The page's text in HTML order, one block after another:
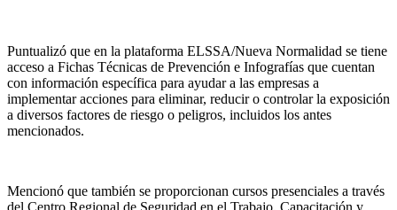
Puntualizó que en la plataforma ELSSA/Nueva Normalidad se tiene
acceso a Fichas Técnicas de Prevención e Infografías que cuentan
con información específica para ayudar a las empresas a
implementar acciones para eliminar, reducir o controlar la exposición
a diversos factores de riesgo o peligros, incluidos los antes
mencionados.
Mencionó que también se proporcionan cursos presenciales a través
del Centro Regional de Seguridad en el Trabajo, Capacitación y